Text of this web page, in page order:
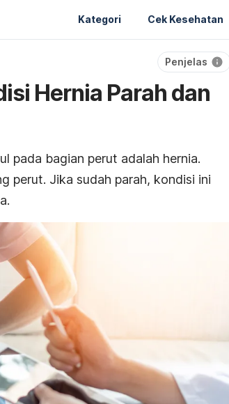
Kategori Cek Kesehatan
Penjelas
Hernia Parah dan
pada bagian perut adalah hernia.
perut. Jika sudah parah, kondisi ini